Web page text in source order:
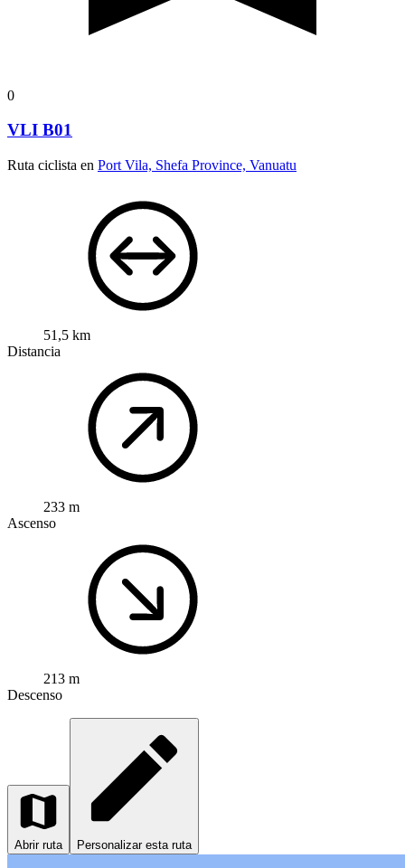
0
VLI B01
Ruta ciclista en Port Vila, Shefa Province, Vanuatu
51,5 km
Distancia
233 m
Ascenso
213 m
Descenso
Abrir ruta Personalizar esta ruta